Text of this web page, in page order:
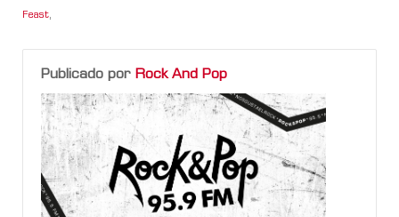
Feast,
Publicado por Rock And Pop